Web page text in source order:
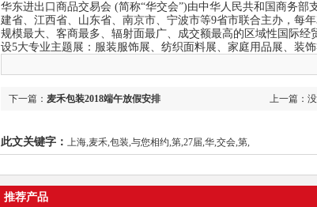
华东进出口商品交易会 (简称“华交会”)由中华人民共和国商务部
建省、江西省、山东省、南京市、宁波市等9省市联合主办，每
规模最大、客商最多、辐射面最广、成交额最高的区域性国际经
设5大专业主题展：服装服饰展、纺织面料展、家庭用品展、装
上一篇：
下一篇： 麦禾包装2018端午放假安排
此文关键字： 上海,麦禾,包装,与您相约,第,27届,华,交会,第,
推荐产品